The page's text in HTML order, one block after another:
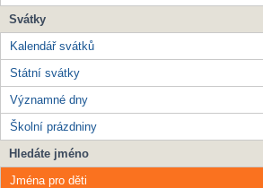
Svátky
Kalendář svátků
Státní svátky
Významné dny
Školní prázdniny
Hledáte jméno
Jména pro děti